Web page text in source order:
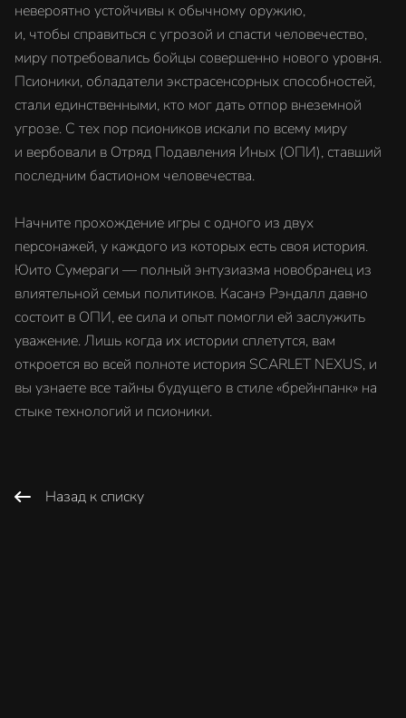
невероятно устойчивы к обычному оружию,
и, чтобы справиться с угрозой и спасти человечество,
миру потребовались бойцы совершенно нового уровня.
Псионики, обладатели экстрасенсорных способностей,
стали единственными, кто мог дать отпор внеземной
угрозе. С тех пор псиоников искали по всему миру
и вербовали в Отряд Подавления Иных (ОПИ), ставший
последним бастионом человечества.
Начните прохождение игры с одного из двух
персонажей, у каждого из которых есть своя история.
Юито Сумераги — полный энтузиазма новобранец из
влиятельной семьи политиков. Касанэ Рэндалл давно
состоит в ОПИ, ее сила и опыт помогли ей заслужить
уважение. Лишь когда их истории сплетутся, вам
откроется во всей полноте история SCARLET NEXUS, и
вы узнаете все тайны будущего в стиле «брейнпанк» на
стыке технологий и псионики.
Назад к списку